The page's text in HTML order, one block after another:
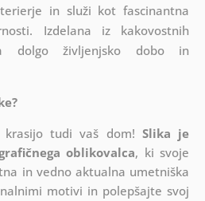
in služi kot fascinantna
Izdelana iz kakovostnih
dolgo življenjsko dobo in
krasijo tudi vaš dom! Slika je
oblikovalca, ki svoje
in vedno aktualna umetniška
motivi in polepšajte svoj